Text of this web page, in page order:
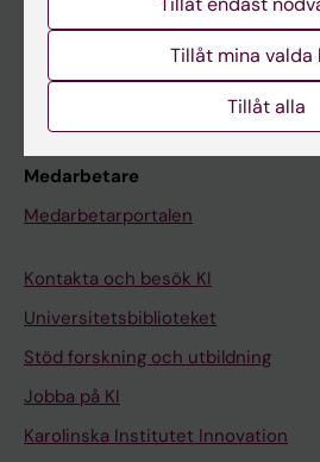
Studentmejlen
Kurs- och programwebbar
Medarbetare
Medarbetarportalen
Kontakta och besök KI
Universitetsbiblioteket
Stöd forskning och utbildning
Jobba på KI
Karolinska Institutet Innovation
Tillåt mina valda
Tillåt alla